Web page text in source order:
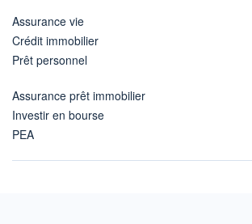
Assurance vie
Crédit immobilier
Prêt personnel
Assurance prêt immobilier
Investir en bourse
PEA